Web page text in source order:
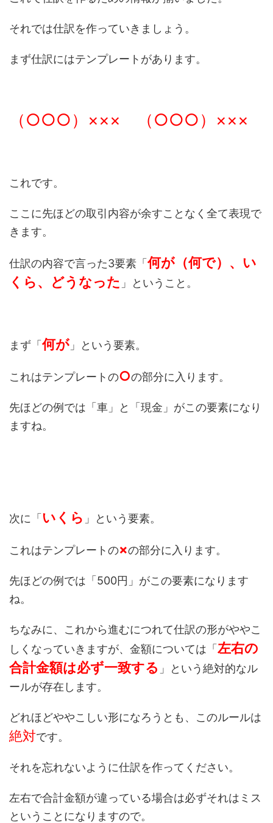
それでは仕訳を作っていきましょう。
まず仕訳にはテンプレートがあります。
（○○○）××× （○○○）×××
これです。
ここに先ほどの取引内容が余すことなく全て表現で
きます。
仕訳の内容で言った3要素「何が（何で）、い
くら、どうなった 」ということ。
まず「何が 」という要素。
これはテンプレートの○の部分に入ります。
先ほどの例では「車」と「現金」がこの要素になり
ますね。
次に「いくら 」という要素。
これはテンプレートの×の部分に入ります。
先ほどの例では「500円」がこの要素になります
ね。
ちなみに、これから進むにつれて仕訳の形がややこ
しくなっていきますが、金額については「左右の
合計金額は必ず一致する 」という絶対的なル
ールが存在します。
どれほどややこしい形になろうとも、このルールは
絶対です。
それを忘れないように仕訳を作ってください。
左右で合計金額が違っている場合は必ずそれはミス
ということになりますので。